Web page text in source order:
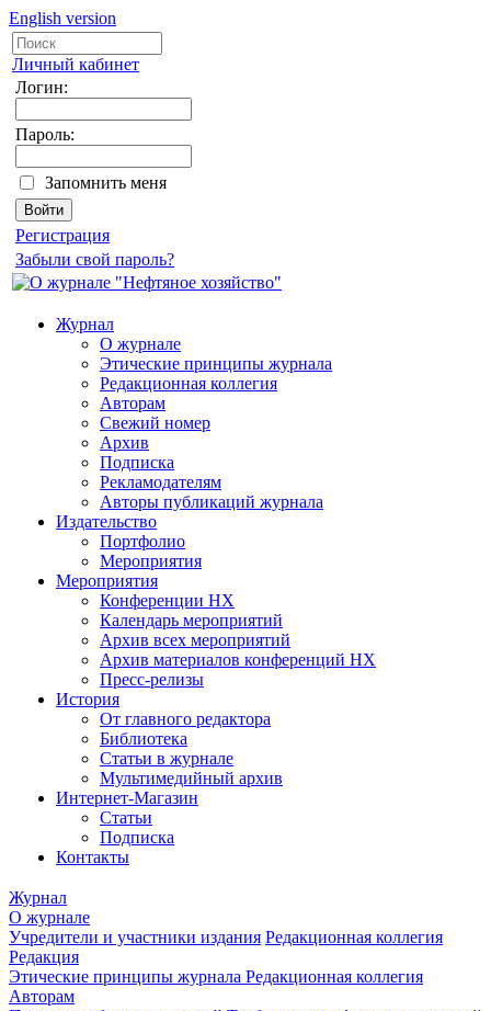
English version
Личный кабинет
Логин:
Пароль:
Запомнить меня
Регистрация
Забыли свой пароль?
Журнал
О журнале
Этические принципы журнала
Редакционная коллегия
Авторам
Свежий номер
Архив
Подписка
Рекламодателям
Авторы публикаций журнала
Издательство
Портфолио
Мероприятия
Мероприятия
Конференции НХ
Календарь мероприятий
Архив всех мероприятий
Архив материалов конференций НХ
Пресс-релизы
История
От главного редактора
Библиотека
Статьи в журнале
Мультимедийный архив
Интернет-Магазин
Статьи
Подписка
Контакты
Журнал
О журнале
Учредители и участники издания Редакционная коллегия
Редакция
Этические принципы журнала Редакционная коллегия
Авторам